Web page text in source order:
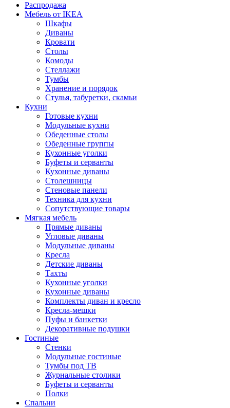
Распродажа
Мебель от IKEA
Шкафы
Диваны
Кровати
Столы
Комоды
Стеллажи
Тумбы
Хранение и порядок
Стулья, табуретки, скамьи
Кухни
Готовые кухни
Модульные кухни
Обеденные столы
Обеденные группы
Кухонные уголки
Буфеты и серванты
Кухонные диваны
Столешницы
Стеновые панели
Техника для кухни
Сопутствующие товары
Мягкая мебель
Прямые диваны
Угловые диваны
Модульные диваны
Кресла
Детские диваны
Тахты
Кухонные уголки
Кухонные диваны
Комплекты диван и кресло
Кресла-мешки
Пуфы и банкетки
Декоративные подушки
Гостиные
Стенки
Модульные гостиные
Тумбы под ТВ
Журнальные столики
Буфеты и серванты
Полки
Спальни